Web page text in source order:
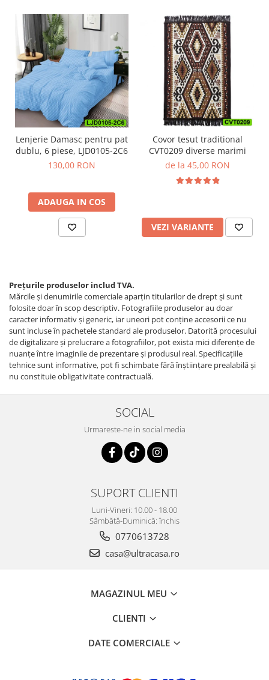
Lenjerie Damasc pentru pat
dublu, 6 piese, LJD0105-2C6
130,00 RON
ADAUGA IN COS
Covor tesut traditional
CVT0209 diverse marimi
de la 45,00 RON
VEZI VARIANTE
Prețurile produselor includ TVA.
Mărcile și denumirile comerciale aparțin titularilor de drept şi sunt
folosite doar în scop descriptiv. Fotografiile produselor au doar
caracter informativ şi generic, iar uneori pot conţine accesorii ce nu
sunt incluse în pachetele standard ale produselor. Datorită procesului
de digitalizare și prelucrare a fotografiilor, pot exista mici diferențe de
nuanțe între imaginile de prezentare și produsul real. Specificaţiile
tehnice sunt informative, pot fi schimbate fără înştiinţare prealabilă şi
nu constituie obligativitate contractuală.
SOCIAL
Urmareste-ne in social media
SUPORT CLIENTI
Luni-Vineri: 10.00 - 18.00
Sâmbătă-Duminică: închis
0770613728
casa@ultracasa.ro
MAGAZINUL MEU
CLIENTI
DATE COMERCIALE